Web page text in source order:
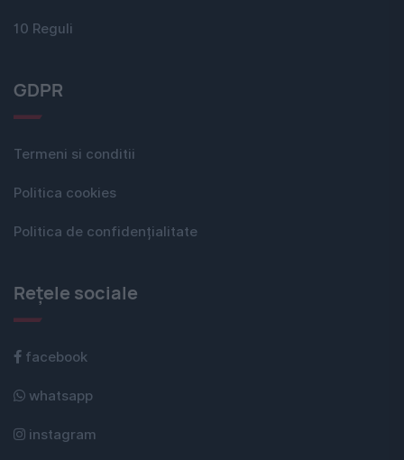
10 Reguli
GDPR
Termeni si conditii
Politica cookies
Politica de confidențialitate
Rețele sociale
facebook
whatsapp
instagram